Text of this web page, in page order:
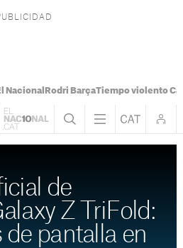
Nacional Rodri BarçaTiempo violento
de
Z TriFold:
de pantalla en